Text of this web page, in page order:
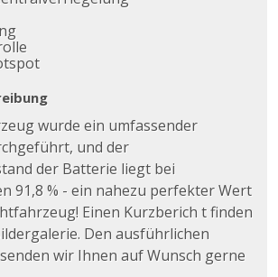
wurde ein umfassender
und der
der Batterie liegt bei
91,8 % - ein nahezu perfekter Wert
Einen Kurzberich t finden
Den ausführlichen
wir Ihnen auf Wunsch gerne